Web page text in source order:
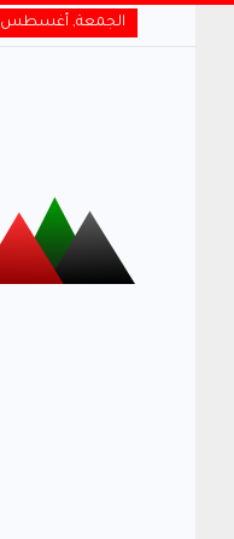
الجمعة, أغسطس 7, 2026